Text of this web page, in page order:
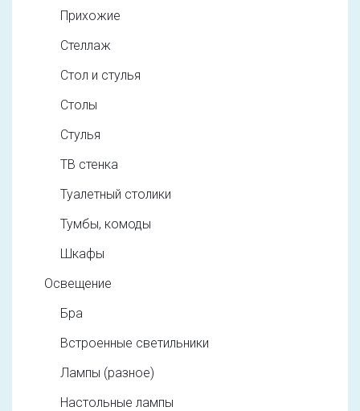
Прихожие
Стеллаж
Стол и стулья
Столы
Стулья
ТВ стенка
Туалетный столики
Тумбы, комоды
Шкафы
Освещение
Бра
Встроенные светильники
Лампы (разное)
Настольные лампы